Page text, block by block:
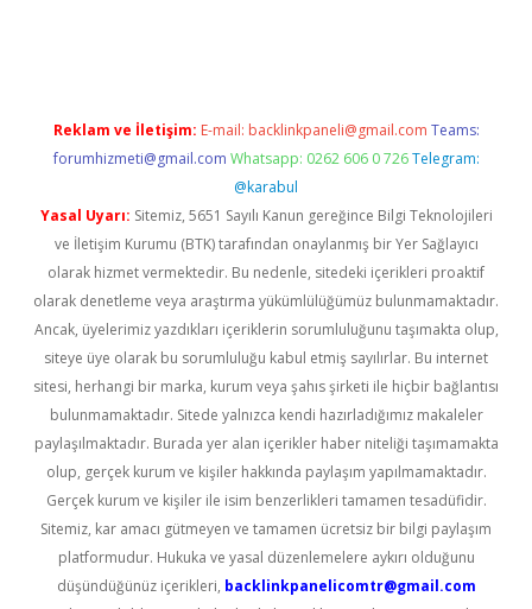
Reklam ve İletişim: E-mail: backlinkpaneli@gmail.com Teams:
forumhizmeti@gmail.com Whatsapp: 0262 606 0 726 Telegram:
@karabul
Yasal Uyarı: Sitemiz, 5651 Sayılı Kanun gereğince Bilgi Teknolojileri
ve İletişim Kurumu (BTK) tarafından onaylanmış bir Yer Sağlayıcı
olarak hizmet vermektedir. Bu nedenle, sitedeki içerikleri proaktif
olarak denetleme veya araştırma yükümlülüğümüz bulunmamaktadır.
Ancak, üyelerimiz yazdıkları içeriklerin sorumluluğunu taşımakta olup,
siteye üye olarak bu sorumluluğu kabul etmiş sayılırlar. Bu internet
sitesi, herhangi bir marka, kurum veya şahıs şirketi ile hiçbir bağlantısı
bulunmamaktadır. Sitede yalnızca kendi hazırladığımız makaleler
paylaşılmaktadır. Burada yer alan içerikler haber niteliği taşımamakta
olup, gerçek kurum ve kişiler hakkında paylaşım yapılmamaktadır.
Gerçek kurum ve kişiler ile isim benzerlikleri tamamen tesadüfidir.
Sitemiz, kar amacı gütmeyen ve tamamen ücretsiz bir bilgi paylaşım
platformudur. Hukuka ve yasal düzenlemelere aykırı olduğunu
düşündüğünüz içerikleri, backlinkpanelicomtr@gmail.com